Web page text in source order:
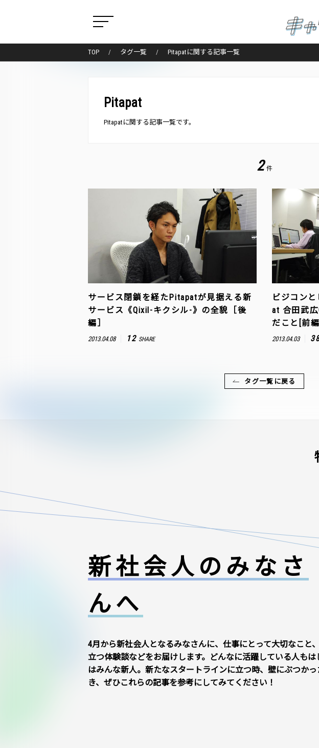
TOP タグ一覧 Pitapatに関する記事一覧
Pitapat
Pitapatに関する記事一覧です。
2 件
サービス閉鎖を経たPitapatが見据える新
サービス《Qixil-キクシル-》の全貌［後
編］
2013.04.08 12 SHARE
ビジコン
at 合田武
だこと[前
2013.04.03
タグ一覧に戻る
新社会人のみなさ
んへ
4月から新社会人となるみなさんに、仕事にとって大切なこと
立つ体験談などをお届けします。どんなに活躍している人もは
はみんな新人。新たなスタートラインに立つ時、壁にぶつかっ
き、ぜひこれらの記事を参考にしてみてください！